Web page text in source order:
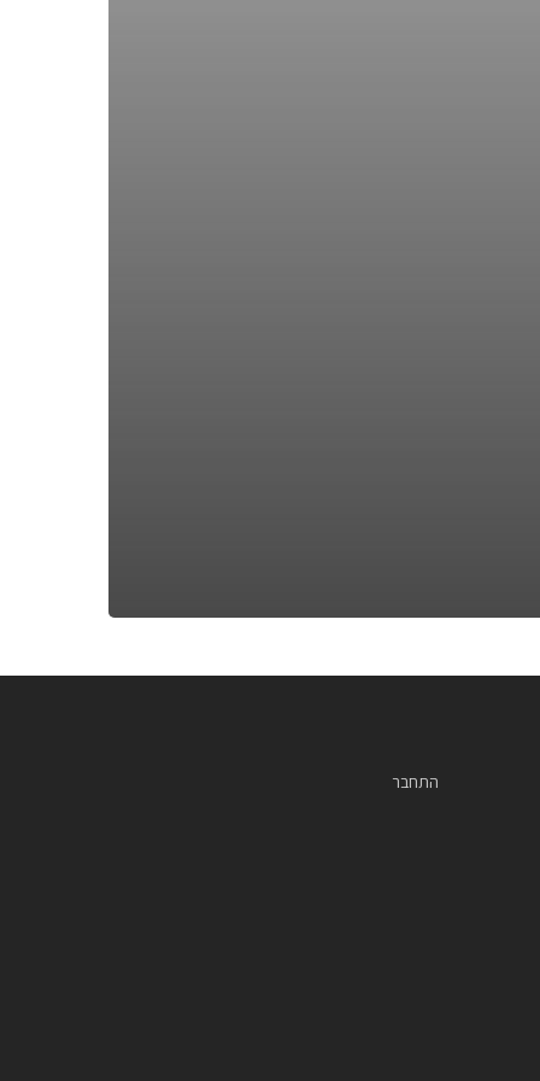
התחבר